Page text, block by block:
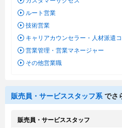
ルート営業
技術営業
キャリアカウンセラー・人材派遣
営業管理・営業マネージャー
その他営業職
販売員・サービススタッフ系 でさ
販売員・サービススタッフ